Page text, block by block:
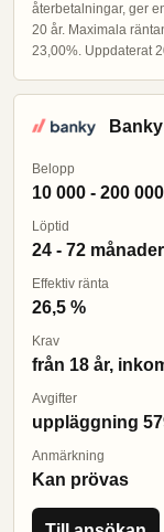
återbetalningar, ger
20 år. Maximala
23,00%. Uppdaterat
Belopp
10 000 - 200
Löptid
24 - 72 månader
Effektiv ränta
26,5 %
Krav
från 18 år,
Avgifter
uppläggning
Anmärkning
Kan prövas